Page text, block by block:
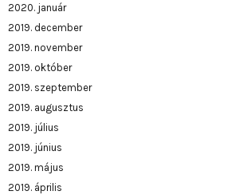
2020. január
2019. december
2019. november
2019. október
2019. szeptember
2019. augusztus
2019. július
2019. június
2019. május
2019. április